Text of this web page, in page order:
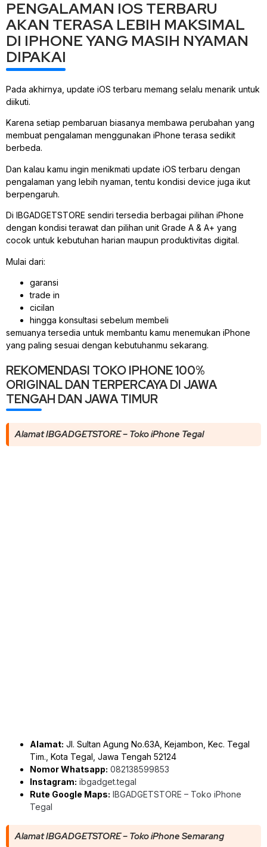
PENGALAMAN IOS TERBARU
AKAN TERASA LEBIH MAKSIMAL
DI IPHONE YANG MASIH NYAMAN
DIPAKAI
Pada akhirnya, update iOS terbaru memang selalu menarik untuk
diikuti.
Karena setiap pembaruan biasanya membawa perubahan yang
membuat pengalaman menggunakan iPhone terasa sedikit
berbeda.
Dan kalau kamu ingin menikmati update iOS terbaru dengan
pengalaman yang lebih nyaman, tentu kondisi device juga ikut
berpengaruh.
Di IBGADGETSTORE sendiri tersedia berbagai pilihan iPhone
dengan kondisi terawat dan pilihan unit Grade A & A+ yang
cocok untuk kebutuhan harian maupun produktivitas digital.
Mulai dari:
garansi
trade in
cicilan
hingga konsultasi sebelum membeli
semuanya tersedia untuk membantu kamu menemukan iPhone
yang paling sesuai dengan kebutuhanmu sekarang.
REKOMENDASI TOKO IPHONE 100%
ORIGINAL DAN TERPERCAYA DI JAWA
TENGAH DAN JAWA TIMUR
Alamat IBGADGETSTORE – Toko iPhone Tegal
Alamat: Jl. Sultan Agung No.63A, Kejambon, Kec. Tegal
Tim., Kota Tegal, Jawa Tengah 52124
Nomor Whatsapp: 082138599853
Instagram: ibgadget.tegal
Rute Google Maps: IBGADGETSTORE – Toko iPhone
Tegal
Alamat IBGADGETSTORE – Toko iPhone Semarang